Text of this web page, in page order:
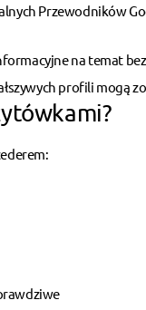
Przewodników
na temat
profili mogą